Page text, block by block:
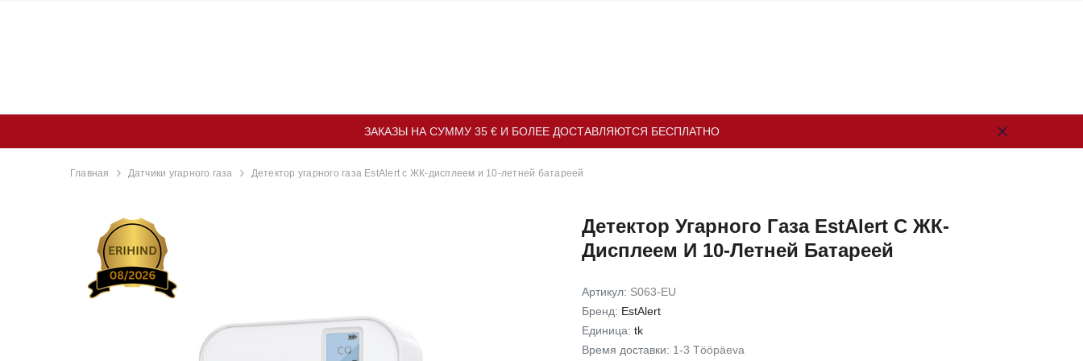
ЗАКАЗЫ НА СУММУ 35 € И БОЛЕЕ ДОСТАВЛЯЮТСЯ БЕСПЛАТНО
Главная Датчики угарного газа Детектор угарного газа EstAlert с ЖК-дисплеем и 10-летней батареей
Детектор Угарного Газа EstAlert С ЖК-
Дисплеем И 10-Летней Батареей
Артикул: S063-EU
Бренд: EstAlert
Единица: tk
Время доставки: 1-3 Tööpäeva
Оптический дымовой